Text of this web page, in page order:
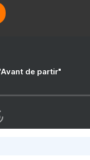
de partir"